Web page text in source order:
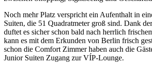
Noch mehr Platz verspricht ein Aufenthalt in
Suiten, die 51 Quadratmeter groß sind. Dank
duftet es sicher schon bald nach herrlich
kann es mit dem Erkunden von Berlin frisch
schon die Comfort Zimmer haben auch die
Junior Suiten Zugang zur VÍP-Lounge.